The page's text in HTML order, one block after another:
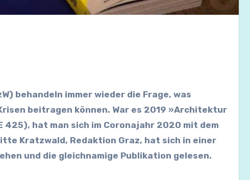
behandeln immer wieder die Frage, was
beitragen können. War es 2019 »Architektur
425), hat man sich im Coronajahr 2020 mit dem
Kratzwald, Redaktion Graz, hat sich in einer
und die gleichnamige Publikation gelesen.